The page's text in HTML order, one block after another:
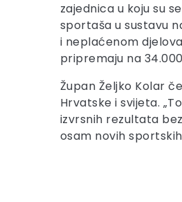
zajednica u koju su
sportaša u sustavu
i neplaćenom
pripremaju na
Župan Željko Kolar
Hrvatske i svijeta.
izvrsnih rezultata
osam novih